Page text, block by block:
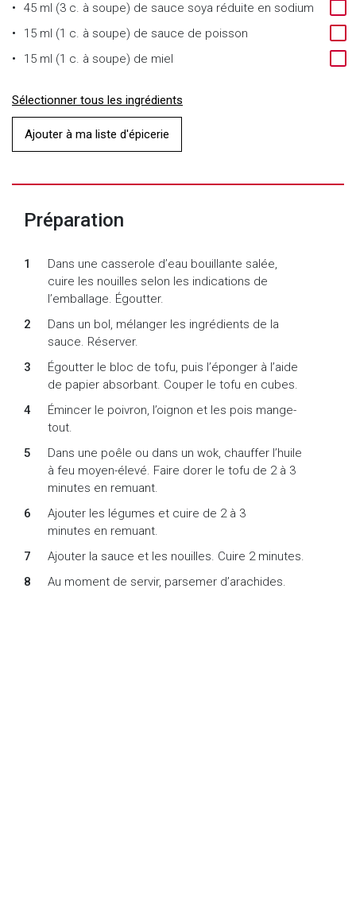
45 ml (3 c. à soupe) de sauce soya réduite en sodium
15 ml (1 c. à soupe) de sauce de poisson
15 ml (1 c. à soupe) de miel
Sélectionner tous les ingrédients
Ajouter à ma liste d'épicerie
Préparation
Dans une casserole d’eau bouillante salée,
cuire les nouilles selon les indications de
l’emballage. Égoutter.
Dans un bol, mélanger les ingrédients de la
sauce. Réserver.
Égoutter le bloc de tofu, puis l’éponger à l’aide
de papier absorbant. Couper le tofu en cubes.
Émincer le poivron, l’oignon et les pois mange-
tout.
Dans une poêle ou dans un wok, chauffer l’huile
à feu moyen-élevé. Faire dorer le tofu de 2 à 3
minutes en remuant.
Ajouter les légumes et cuire de 2 à 3
minutes en remuant.
Ajouter la sauce et les nouilles. Cuire 2 minutes.
Au moment de servir, parsemer d’arachides.